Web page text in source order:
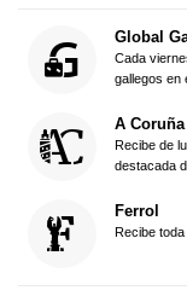
Global
Cada
gallegos en
A Coruña
Recibe de
destacada
Ferrol
Recibe